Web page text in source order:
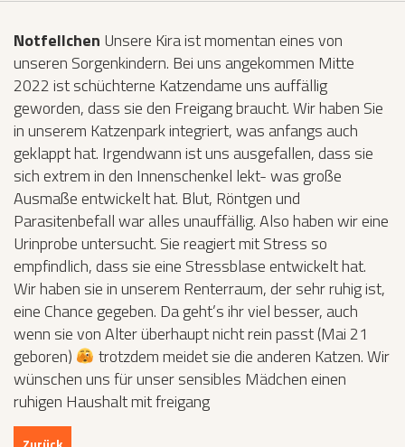
Notfellchen Unsere Kira ist momentan eines von
unseren Sorgenkindern. Bei uns angekommen Mitte
2022 ist schüchterne Katzendame uns auffällig
geworden, dass sie den Freigang braucht. Wir haben Sie
in unserem Katzenpark integriert, was anfangs auch
geklappt hat. Irgendwann ist uns ausgefallen, dass sie
sich extrem in den Innenschenkel lekt- was große
Ausmaße entwickelt hat. Blut, Röntgen und
Parasitenbefall war alles unauffällig. Also haben wir eine
Urinprobe untersucht. Sie reagiert mit Stress so
empfindlich, dass sie eine Stressblase entwickelt hat.
Wir haben sie in unserem Renterraum, der sehr ruhig ist,
eine Chance gegeben. Da geht’s ihr viel besser, auch
wenn sie von Alter überhaupt nicht rein passt (Mai 21
geboren)
trotzdem meidet sie die anderen Katzen. Wir
wünschen uns für unser sensibles Mädchen einen
ruhigen Haushalt mit freigang